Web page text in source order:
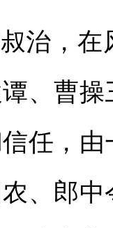
，在
、曹
任，
、郎